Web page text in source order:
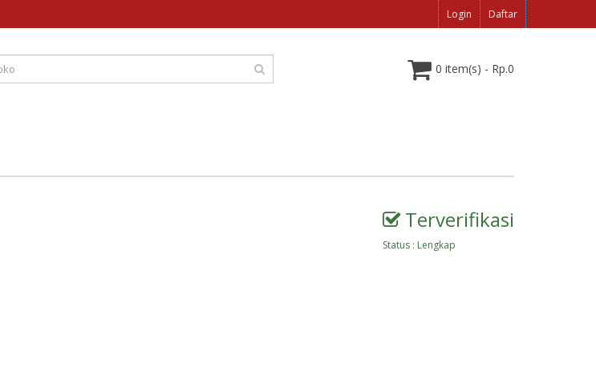
Login Daftar
0 item(s) - Rp.0
Terverifikasi
Status : Lengkap